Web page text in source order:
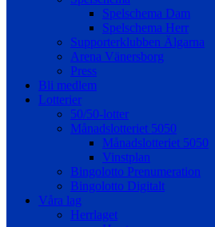
Spelschema Dam
Spelschema Herr
Supporterklubben Älgarna
Arena Vänersborg
Press
Bli medlem
Lotterier
50/50-lotter
Månadslotteriet 5050
Månadslotteriet 5050
Vinstplan
Bingolotto Prenumeration
Bingolotto Digitalt
Våra lag
Herrlaget